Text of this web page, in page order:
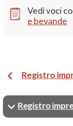
Vedi voci
e bevande
Registro
Registro